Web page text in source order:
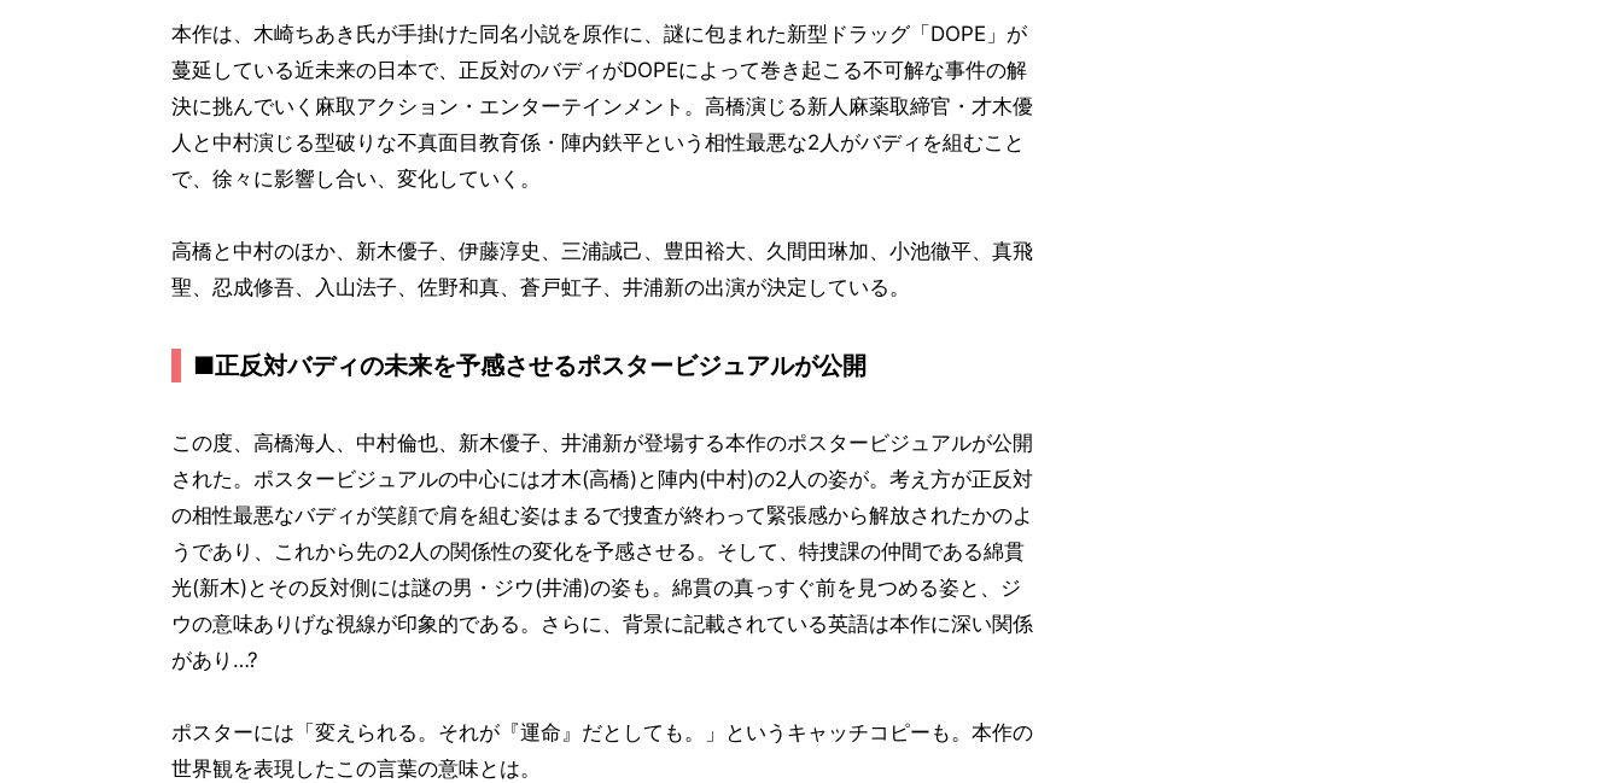
本作は、木崎ちあき氏が手掛けた同名小説を原作に、謎に包まれた新型ドラッグ「DOPE」が
蔓延している近未来の日本で、正反対のバディがDOPEによって巻き起こる不可解な事件の解
決に挑んでいく麻取アクション・エンターテインメント。高橋演じる新人麻薬取締官・才木優
人と中村演じる型破りな不真面目教育係・陣内鉄平という相性最悪な2人がバディを組むこと
で、徐々に影響し合い、変化していく。
高橋と中村のほか、新木優子、伊藤淳史、三浦誠己、豊田裕大、久間田琳加、小池徹平、真飛
聖、忍成修吾、入山法子、佐野和真、蒼戸虹子、井浦新の出演が決定している。
■正反対バディの未来を予感させるポスタービジュアルが公開
この度、高橋海人、中村倫也、新木優子、井浦新が登場する本作のポスタービジュアルが公開
された。ポスタービジュアルの中心には才木(高橋)と陣内(中村)の2人の姿が。考え方が正反対
の相性最悪なバディが笑顔で肩を組む姿はまるで捜査が終わって緊張感から解放されたかのよ
うであり、これから先の2人の関係性の変化を予感させる。そして、特捜課の仲間である綿貫
光(新木)とその反対側には謎の男・ジウ(井浦)の姿も。綿貫の真っすぐ前を見つめる姿と、ジ
ウの意味ありげな視線が印象的である。さらに、背景に記載されている英語は本作に深い関係
があり…?
ポスターには「変えられる。それが『運命』だとしても。」というキャッチコピーも。本作の
世界観を表現したこの言葉の意味とは。